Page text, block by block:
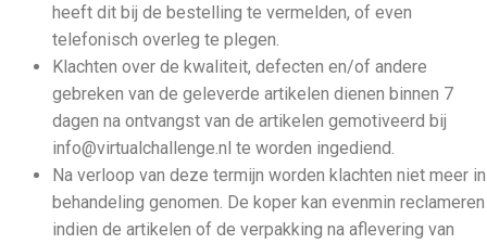
heeft dit bij de bestelling te vermelden, of even
telefonisch overleg te plegen.
Klachten over de kwaliteit, defecten en/of andere
gebreken van de geleverde artikelen dienen binnen 7
dagen na ontvangst van de artikelen gemotiveerd bij
info@virtualchallenge.nl te worden ingediend.
Na verloop van deze termijn worden klachten niet meer in
behandeling genomen. De koper kan evenmin reclameren
indien de artikelen of de verpakking na aflevering van